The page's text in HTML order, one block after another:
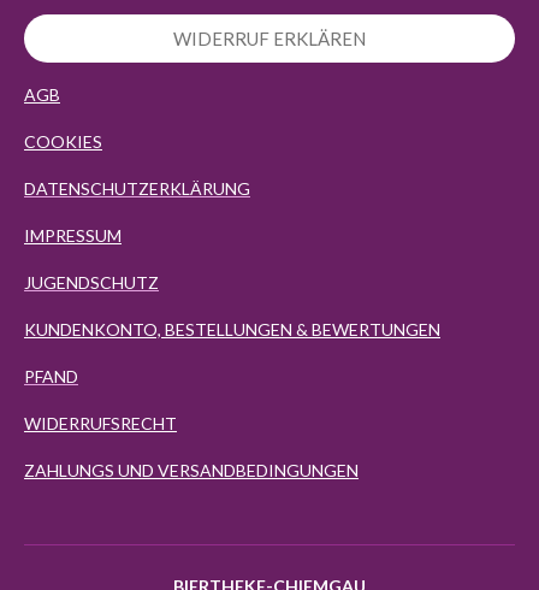
WIDERRUF ERKLÄREN
AGB
COOKIES
DATENSCHUTZERKLÄRUNG
IMPRESSUM
JUGENDSCHUTZ
KUNDENKONTO, BESTELLUNGEN & BEWERTUNGEN
PFAND
WIDERRUFSRECHT
ZAHLUNGS UND VERSANDBEDINGUNGEN
BIERTHEKE-CHIEMGAU